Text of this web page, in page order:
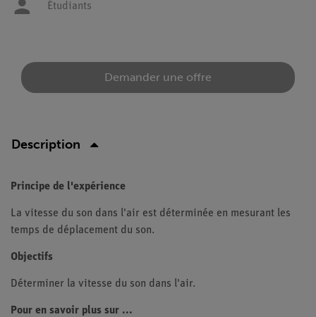
Étudiants
Demander une offre
Description
Principe de l'expérience
La vitesse du son dans l'air est déterminée en mesurant les
temps de déplacement du son.
Objectifs
Déterminer la vitesse du son dans l'air.
Pour en savoir plus sur ...